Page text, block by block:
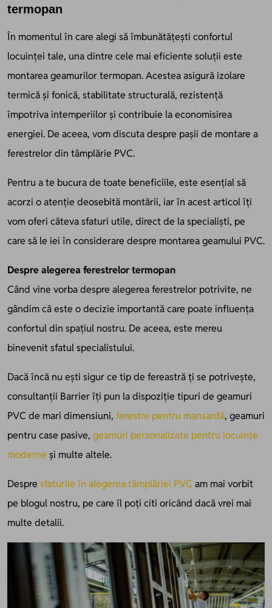
termopan
În momentul în care alegi să îmbunătățești confortul
locuinței tale, una dintre cele mai eficiente soluții este
montarea geamurilor termopan. Acestea asigură izolare
termică și fonică, stabilitate structurală, rezistență
împotriva intemperiilor și contribuie la economisirea
energiei. De aceea, vom discuta despre pașii de montare a
ferestrelor din tâmplărie PVC.
Pentru a te bucura de toate beneficiile, este esențial să
acorzi o atenție deosebită montării, iar în acest articol îți
vom oferi câteva sfaturi utile, direct de la specialiști, pe
care să le iei în considerare despre montarea geamului PVC.
Despre alegerea ferestrelor termopan
Când vine vorba despre alegerea ferestrelor potrivite, ne
gândim că este o decizie importantă care poate influența
confortul din spațiul nostru. De aceea, este mereu
binevenit sfatul specialistului.
Dacă încă nu ești sigur ce tip de fereastră ți se potrivește,
consultanții Barrier îți pun la dispoziție tipuri de geamuri
PVC de mari dimensiuni, ferestre pentru mansardă, geamuri
pentru case pasive, geamuri personalizate pentru locuințe
moderne și multe altele.
Despre sfaturile în alegerea tâmplăriei PVC am mai vorbit
pe blogul nostru, pe care îl poți citi oricând dacă vrei mai
multe detalii.